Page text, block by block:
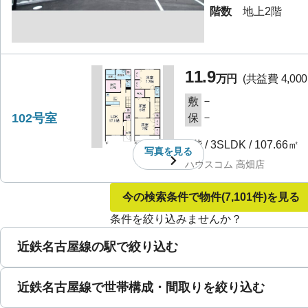
階数 地上2階
102号室
写真を見る
11.9万円 (共益費
敷 －
保 －
1階/3SLDK / 107.66㎡
ハウスコム 高畑店
今の検索条件で物件(7,101件)を見る
条件を絞り込みませんか？
近鉄名古屋線の駅で絞り込む
近鉄名古屋線で世帯構成・間取りを絞り込む